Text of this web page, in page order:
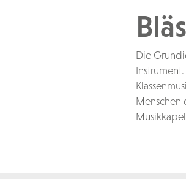
Die
Menschen